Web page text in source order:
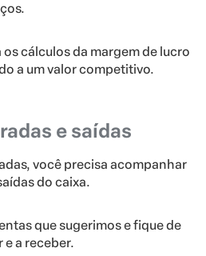
os cálculos da margem de lucro
a um valor competitivo.
e saídas
você precisa acompanhar
do caixa.
que sugerimos e fique de
a receber.